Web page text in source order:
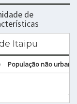
de
Itaipu
População não urbana